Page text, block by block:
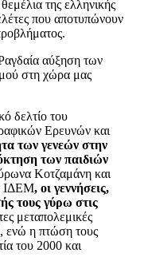
της ελληνικής
που αποτυπώνουν
δελτίο του
Ερευνών και
των γενεών στην
των παιδιών
Κοτζαμάνη και
ΙΔΕΜ, οι γεννήσεις,
τους γύρω στις
μεταπολεμικές
ενώ η πτώση τους
του 2000 και